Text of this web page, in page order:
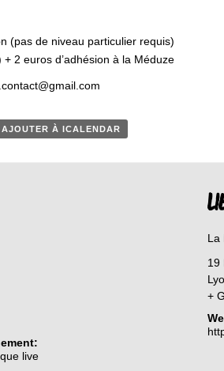
(pas de niveau particulier requis)
2 euros d’adhésion à la Méduze
AJOUTER À ICALENDAR
live
La
19
+